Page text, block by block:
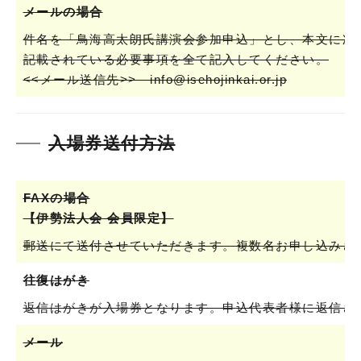
メールの場合
件名を「鳥海高太朗氏講演会参加申込」とし、本文に次
記載されている必要事項を全て記入してください。
<<メール送信先>> info@isehojinkai.or.jp
入場券送付方法
FAXの場合
【伊勢法人会 会員限定】
郵送にて送付させていただきます。複数名お申し込み
往復はがき
返信はがきが入場券となります。申込代表者様に返信さ
メール